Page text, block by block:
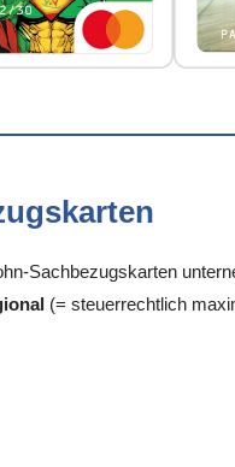
Sachbezugskarten
(= steuerrechtlich